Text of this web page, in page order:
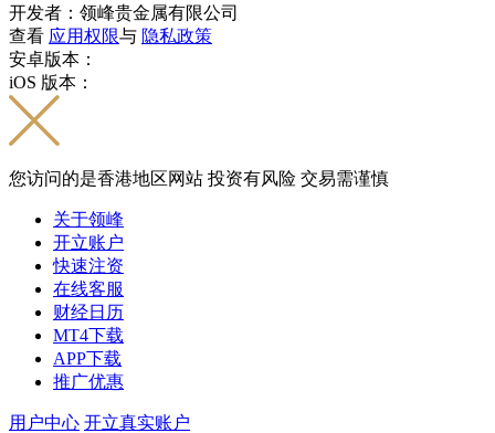
开发者：领峰贵金属有限公司
查看 应用权限与 隐私政策
安卓版本：
iOS 版本：
您访问的是香港地区网站 投资有风险 交易需谨慎
关于领峰
开立账户
快速注资
在线客服
财经日历
MT4下载
APP下载
推广优惠
用户中心 开立真实账户